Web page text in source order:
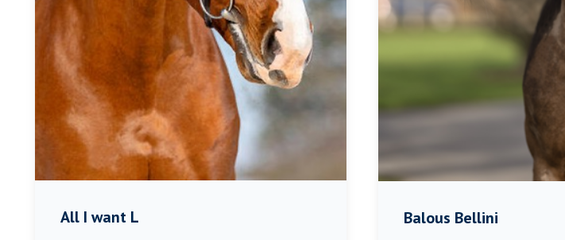
All I want L Balous Bellini